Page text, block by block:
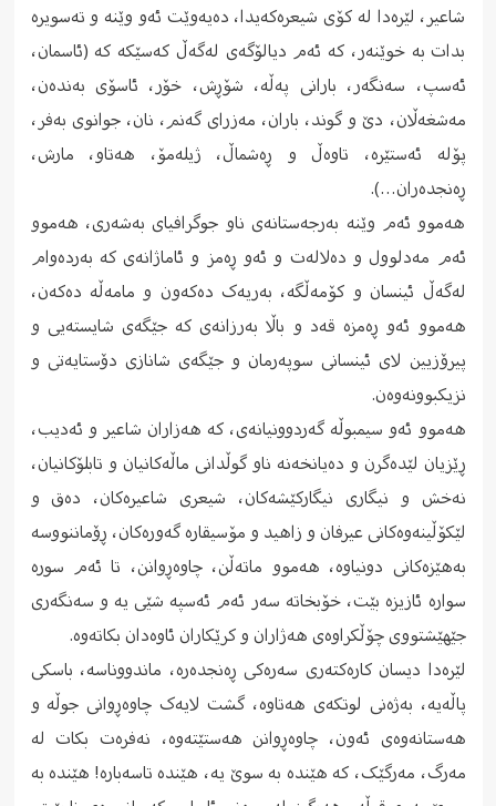
شاعیر، لێرەدا لە کۆى شیعرەکەیدا، دەیەوێت ئەو وێنە و تەسویرە
بدات بە خوێنەر، کە ئەم دیالۆگەى لەگەڵ کەسێکە کە (ئاسمان،
ئەسپ، سەنگەر، بارانى پەڵە، شۆڕش، خۆر، ئاسۆى بەندەن،
مەشغەڵان، دێ و گوند، باران، مەزراى گەنم، نان، جوانوى بەفر،
پۆلە ئەستێرە، تاوەڵ و ڕەشماڵ، ژیلەمۆ، هەتاو، مارش،
ڕەنجدەران…).
هەموو ئەم وێنە بەرجەستانەى ناو جوگرافیاى بەشەرى، هەموو
ئەم مەدلوول و دەلالەت و ئەو ڕەمز و ئاماژانەى کە بەردەوام
لەگەڵ ئینسان و کۆمەڵگە، بەریەک دەکەون و مامەڵە دەکەن،
هەموو ئەو ڕەمزە قەد و باڵا بەرزانەى کە جێگەى شایستەیی و
پیرۆزیین لاى ئینسانى سوپەرمان و جێگەى شانازى دۆستایەتى و
نزیکبوونەوەن.
هەموو ئەو سیمبوڵە گەردوونیانەى، کە هەزاران شاعیر و ئەدیب،
ڕێزیان لێدەگرن و دەیانخەنە ناو گوڵدانى ماڵەکانیان و تابلۆکانیان،
نەخش و نیگارى نیگارکێشەکان، شیعرى شاعیرەکان، دەق و
لێکۆڵینەوەکانى عیرفان و زاهید و مۆسیقارە گەورەکان، ڕۆماننووسە
بەهێزەکانى دونیاوە، هەموو ماتەڵن، چاوەڕوانن، تا ئەم سورە
سوارە ئازیزە بێت، خۆبخاتە سەر ئەم ئەسپە شێی یە و سەنگەرى
جێهێشتووى چۆڵکراوەى هەژاران و کرێکاران ئاوەدان بکاتەوە.
لێرەدا دیسان کارەکتەرى سەرەکى ڕەنجدەرە، ماندووناسە، باسکى
پاڵەیە، بەژەنى لوتکەى هەتاوە، گشت لایەک چاوەڕوانى جوڵە و
هەستانەوەى ئەون، چاوەڕوانن هەستێتەوە، نەفرەت بکات لە
مەرگ، مەرگێک، کە هێندە بە سوێ یە، هێندە تاسەبارە! هێندە بە